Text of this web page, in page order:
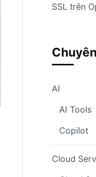
SSL trên
AI
AI Tools
Copilot
Cloud